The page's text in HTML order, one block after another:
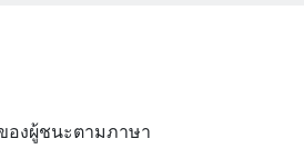
องผู้ชนะตามภาษา